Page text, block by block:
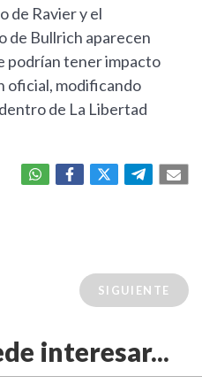
de Ravier y el
de Bullrich aparecen
podrían tener impacto
oficial, modificando
de La Libertad
SIGUIENTE
interesar...